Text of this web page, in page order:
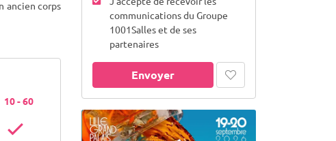
ancien corps
10 - 60
communications du Groupe
1001Salles et de ses
partenaires
Envoyer